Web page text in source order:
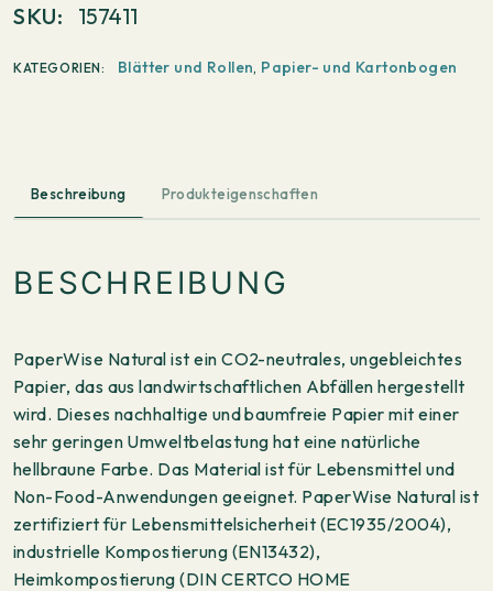
SKU: 157411
KATEGORIEN: Blätter und Rollen, Papier- und Kartonbogen
Beschreibung Produkteigenschaften
BESCHREIBUNG
PaperWise Natural ist ein CO2-neutrales, ungebleichtes
Papier, das aus landwirtschaftlichen Abfällen hergestellt
wird. Dieses nachhaltige und baumfreie Papier mit einer
sehr geringen Umweltbelastung hat eine natürliche
hellbraune Farbe. Das Material ist für Lebensmittel und
Non-Food-Anwendungen geeignet. PaperWise Natural ist
zertifiziert für Lebensmittelsicherheit (EC1935/2004),
industrielle Kompostierung (EN13432),
Heimkompostierung (DIN CERTCO HOME